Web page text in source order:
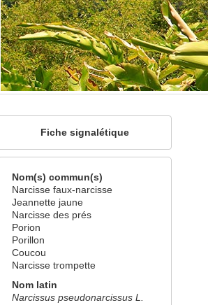
Fiche signalétique
Nom(s) commun(s)
Narcisse faux-narcisse
Jeannette jaune
Narcisse des prés
Porion
Porillon
Coucou
Narcisse trompette
Nom latin
Narcissus pseudonarcissus L.